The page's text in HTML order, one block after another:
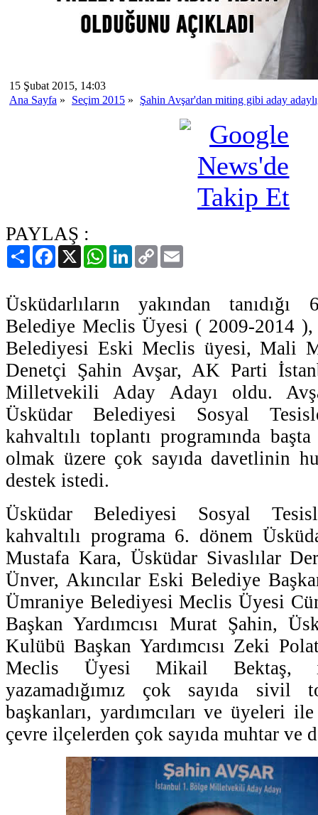
15 Şubat 2015, 14:03
Ana Sayfa » Seçim 2015 » Şahin Avşar'dan miting gibi aday
PAYLAŞ :
PaylaşFacebook
X WhatsAppLinkedIn
Copy
Link
Üsküdarlıların yakından
Belediye Meclis Üyesi ( 2009-2014
Belediyesi Eski Meclis üyesi, Mali
Denetçi Şahin Avşar, AK Parti
Milletvekili Aday Adayı oldu.
Üsküdar Belediyesi Sosyal
kahvaltılı toplantı programında
olmak üzere çok sayıda davetlinin
destek istedi.
Üsküdar Belediyesi Sosyal
kahvaltılı programa 6. dönem
Mustafa Kara, Üsküdar Sivaslılar
Ünver, Akıncılar Eski Belediye
Ümraniye Belediyesi Meclis Üyesi
Başkan Yardımcısı Murat Şahin,
Kulübü Başkan Yardımcısı Zeki
Meclis Üyesi Mikail Bektaş,
yazamadığımız çok sayıda sivil
başkanları, yardımcıları ve üyeleri
çevre ilçelerden çok sayıda muhtar ve